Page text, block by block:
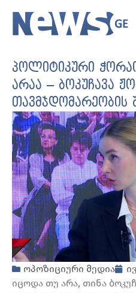
პოლიტიკური
არაა – ბოკუჩავა
თავმჯდომარეობის
ოპოზიციური მედია
იცოდა თუ არა, თინა